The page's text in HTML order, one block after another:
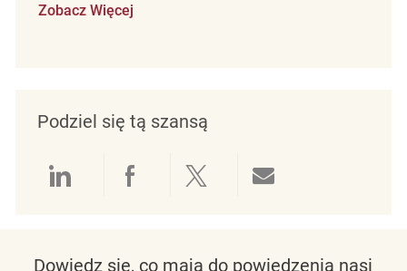
Zobacz Więcej
Podziel się tą szansą
Udostępnianie przez LinkedIn
Udostępnianie przez
Udostępnij przez
Dowiedz się, co mają do powiedzenia nasi